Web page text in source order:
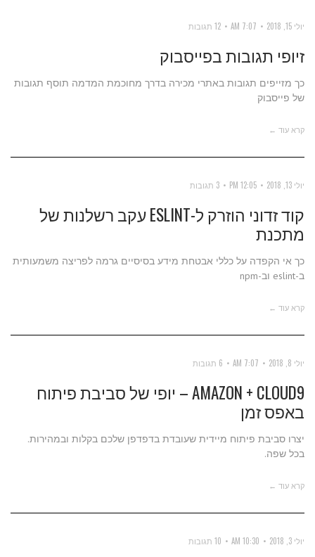
יולי 15, 2018 7:07 AM 12 תגובות
זיופי תגובות בפייסבוק
כך מזייפים תגובות באתרי מכירה בדרך מחוכמת המדמה תוסף תגובות
של פייסבוק
קרא עוד ←
יולי 13, 2018 12:05 PM 3 תגובות
קוד זדוני הוזרק ל-ESLINT עקב רשלנות של
מתכנת
כך אי הקפדה על כללי אבטחת מידע בסיסיים גרמה לפריצה משמעותית
ב-eslint וב-npm
קרא עוד ←
יולי 8, 2018 7:07 AM 6 תגובות
AMAZON + CLOUD9 – יופי של סביבת פיתוח
באפס זמן
יצרו סביבת פיתוח מיידית שעובדת בדפדפן שלכם בקלות ובמהירות.
בכל שפה.
קרא עוד ←
יולי 3, 2018 10:30 AM 10 תגובות